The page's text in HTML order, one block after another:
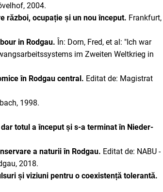
2004.
război, ocupație și un nou început. Frankfurt,
in Rodgau. În: Dorn, Fred, et al: "Ich war
im Zweiten Weltkrieg in
în Rodgau central. Editat de: Magistrat
1998.
totul a început și s-a terminat în Nieder-
a naturii în Rodgau. Editat de: NABU -
2018.
și viziuni pentru o coexistență tolerantă.